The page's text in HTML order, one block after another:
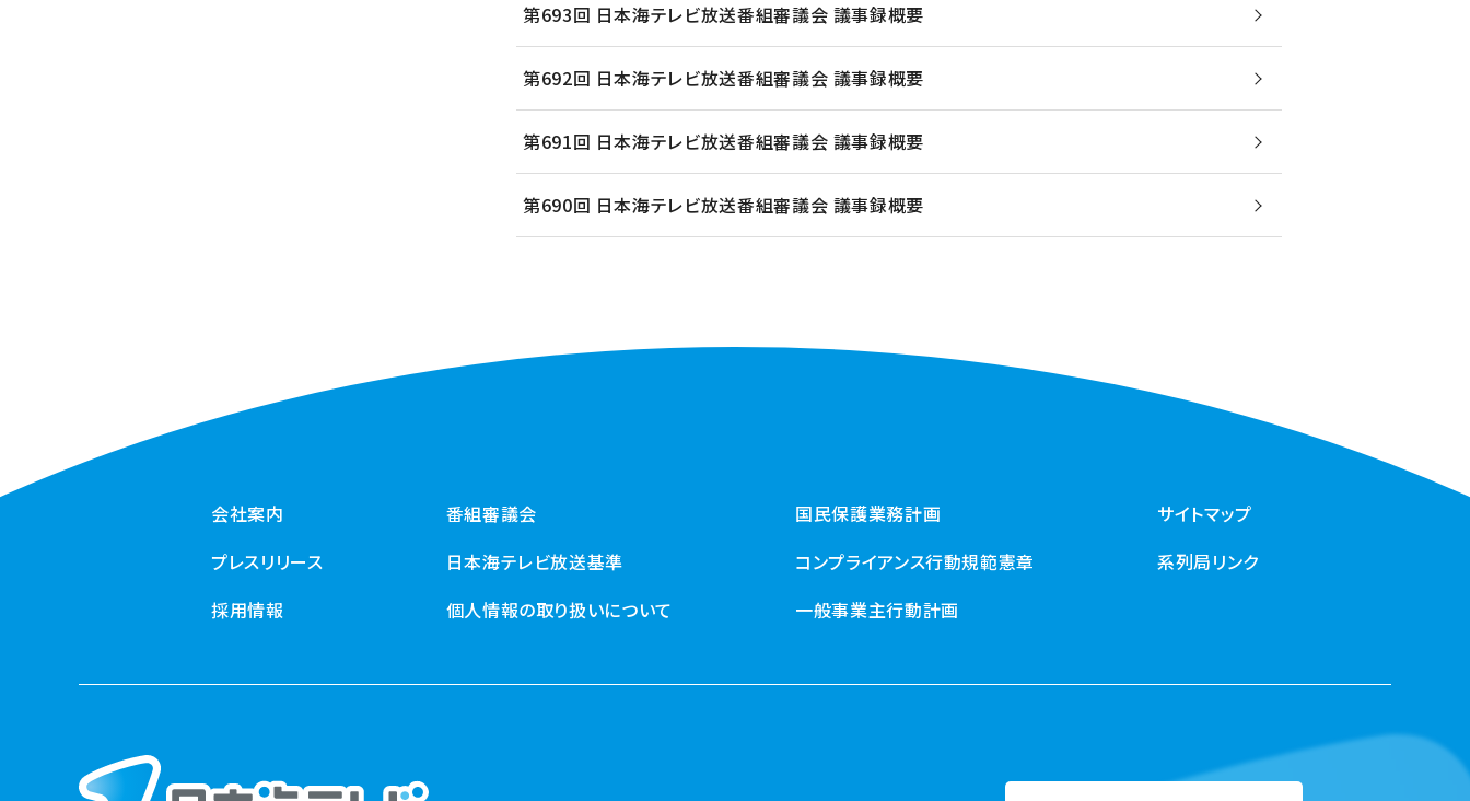
第693回 日本海テレビ放送番組審議会 議事録概要
第692回 日本海テレビ放送番組審議会 議事録概要
第691回 日本海テレビ放送番組審議会 議事録概要
第690回 日本海テレビ放送番組審議会 議事録概要
会社案内
プレスリリース
採用情報
番組審議会
日本海テレビ放送基準
個人情報の取り扱いについて
国民保護業務計画
コンプライアンス行動規範憲章
一般事業主行動計画
サイトマップ
系列局リンク